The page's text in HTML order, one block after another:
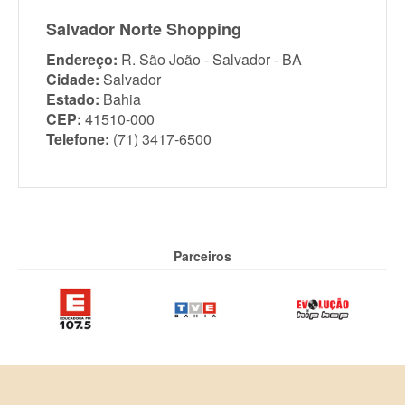
Salvador Norte Shopping
Endereço: R. São João - Salvador - BA
Cidade: Salvador
Estado: Bahia
CEP: 41510-000
Telefone: (71) 3417-6500
Parceiros